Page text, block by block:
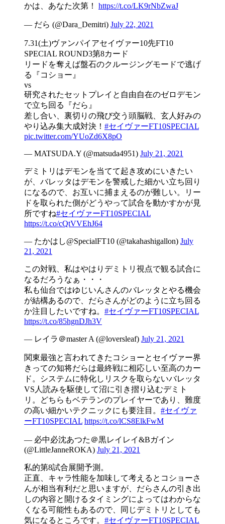
かは、あなた次第！ https://t.co/LK9rNbZwaJ
— だら (@Dara_Demitri) July 22, 2021
7.31(土)ヴァンパイアセイヴァー10先FT10
SPECIAL ROUND3第8カード
リードを奪えば盤石のクルージングモードで逃げ
る『コショー』
vs
研究されたセットプレイと自由自在のゼロデモン
で立ち回る『だら』
差し合い、裏切りの飛び交う頭脳戦、玄人好みの
やり込み集大成対決！ #セイヴァーFT10SPECIAL
pic.twitter.com/YUoZd6X8pO
— MATSUDA.Y (@matsuda4951) July 21, 2021
デミトリはデモンを当てて起き攻めにいきたい
が、バレッタはデモンを警戒した細かい立ち回り
になるので、お互いに捕まえるのが難しい。リー
ドを取られた側がどうやって試合を動かすかが見
所ですね#セイヴァーFT10SPECIAL
https://t.co/cQtVVEhJ64
— たかはし@SpecialFT10 (@takahashigallon) July
21, 2021
この対戦、私はやはりデミトリ視点で観る試合に
なるだろうなぁ・・・
私も仙台ではゆじいんさんのバレッタとやる機会
が結構あるので、だらさんがどのように立ち回る
か注目したいですね。 #セイヴァーFT10SPECIAL
https://t.co/85hgnDJh3V
— レイラ＠master A (@loversleaf) July 21, 2021
関東最強と言われてきたコショーとセイヴァー界
きっての知将だらは最終戦に相応しい至高のカー
ド。システムに特化しリスクを取らないバレッタ
VS人読みを駆使して沼に引き摺り込むデミト
リ。どちらもベテランのプレイヤーであり、難度
の高い細かいテクニックにも要注目。 #セイヴァ
ーFT10SPECIAL https://t.co/lCS8ElkFwM
— 必中必沈あつた＠黒レイレイ&Bガイン
(@LittleJanneROKA) July 21, 2021
私的第8試合展開予測。
正直、キャラ性能を加味して考えるとコショーさ
んが相当有利だと思いますが、だらさんの引き出
しの内容と開けるタイミングによってはわからな
くなる可能性もあるので、同じデミトリとしても
気になるところです。 #セイヴァーFT10SPECIAL